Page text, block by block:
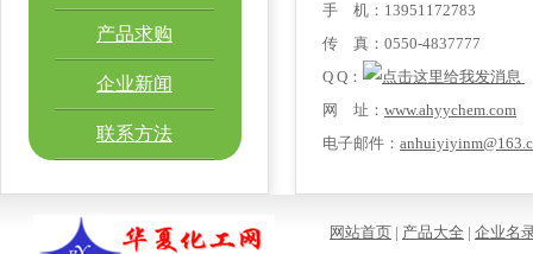
产品求购
企业新闻
联系方法
手 机：13951172783
传 真：0550-4837777
Q Q：
网 址： www.ahyychem.com
电子邮件：
网站首页 | 产品大全 | 企业名